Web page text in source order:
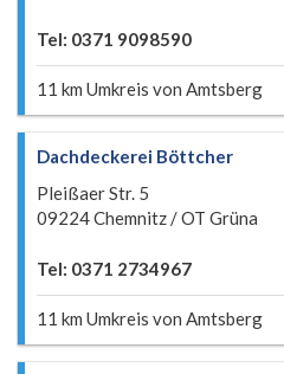
Tel: 0371 9098590
11 km Umkreis von Amtsberg
Dachdeckerei Böttcher
Pleißaer Str. 5
09224 Chemnitz / OT Grüna
Tel: 0371 2734967
11 km Umkreis von Amtsberg